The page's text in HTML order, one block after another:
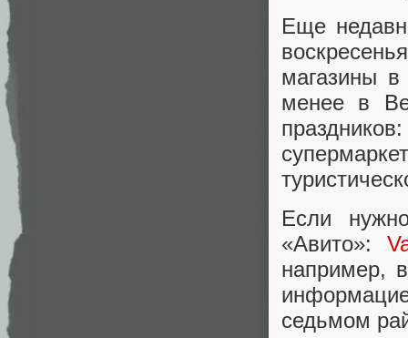
Еще
магазины
менее в
Если
«Авито»:
например,
седьмом